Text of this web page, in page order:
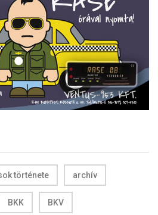
története archív
BKK BKV